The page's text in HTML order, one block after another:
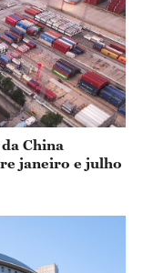
China
janeiro e julho